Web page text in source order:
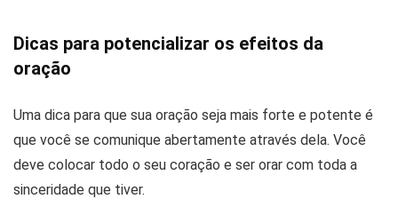
Dicas para potencializar os efeitos da
oração
Uma dica para que sua oração seja mais forte e potente é
que você se comunique abertamente através dela. Você
deve colocar todo o seu coração e ser orar com toda a
sinceridade que tiver.